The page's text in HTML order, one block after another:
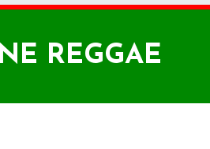
REGGAE